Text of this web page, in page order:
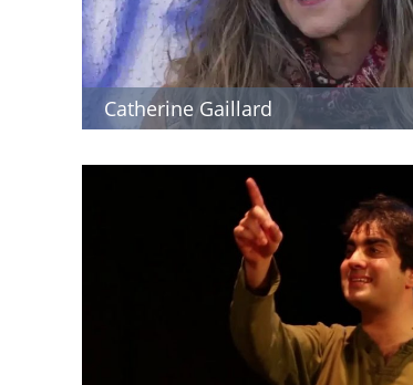
Catherine Gaillard